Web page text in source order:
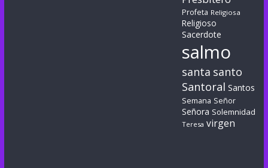
Profeta Religiosa
Religioso
Sacerdote
salmo
santa santo
Santoral Santos
Semana Señor
Señora Solemnidad
Teresa virgen